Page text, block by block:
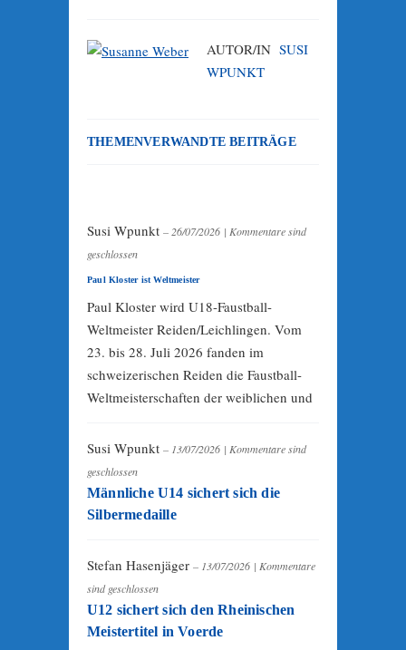
AUTOR/IN SUSI
WPUNKT
THEMENVERWANDTE BEITRÄGE
Susi Wpunkt – 26/07/2026 | Kommentare sind
geschlossen
Paul Kloster ist Weltmeister
Paul Kloster wird U18-Faustball-
Weltmeister Reiden/Leichlingen. Vom
23. bis 28. Juli 2026 fanden im
schweizerischen Reiden die Faustball-
Weltmeisterschaften der weiblichen und
Susi Wpunkt – 13/07/2026 | Kommentare sind
geschlossen
Männliche U14 sichert sich die
Silbermedaille
Stefan Hasenjäger – 13/07/2026 | Kommentare
sind geschlossen
U12 sichert sich den Rheinischen
Meistertitel in Voerde